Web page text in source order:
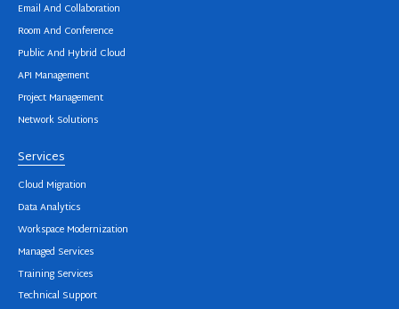
Email And Collaboration
Room And Conference
Public And Hybrid Cloud
API Management
Project Management
Network Solutions
Services
Cloud Migration
Data Analytics
Workspace Modernization
Managed Services
Training Services
Technical Support